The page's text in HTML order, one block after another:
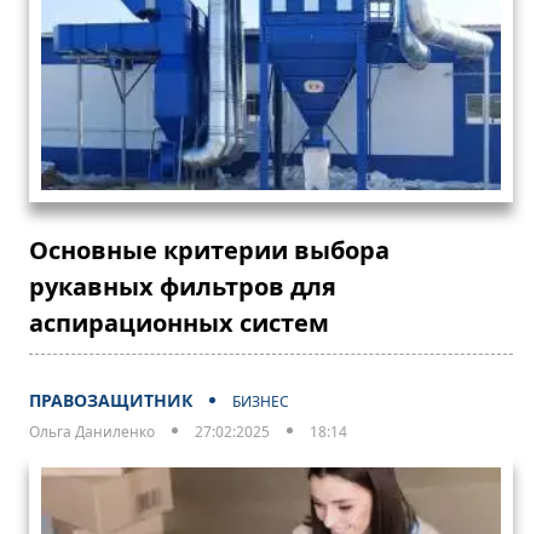
Основные критерии выбора
рукавных фильтров для
аспирационных систем
ПРАВОЗАЩИТНИК
БИЗНЕС
Ольга Даниленко
27:02:2025 18:14